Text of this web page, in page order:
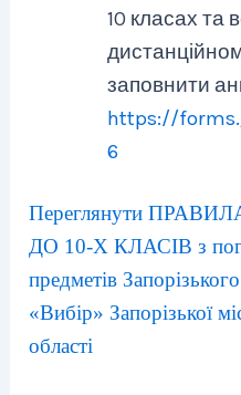
10 класах та
заповнити
https://
6
Переглянути
ДО 10-Х КЛАСІВ з
предметів
«Вибір» Запорізької
області